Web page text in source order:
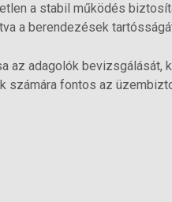
a stabil működés
a berendezések
az adagolók bevizsgálását,
számára fontos az